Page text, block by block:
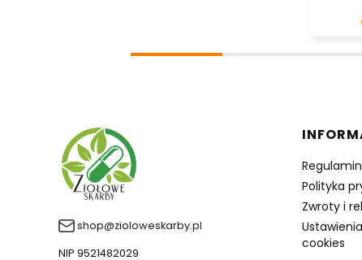
shop@zioloweskarby.pl
NIP 9521482029
Linki
Polityka
Zwroty i
cookies